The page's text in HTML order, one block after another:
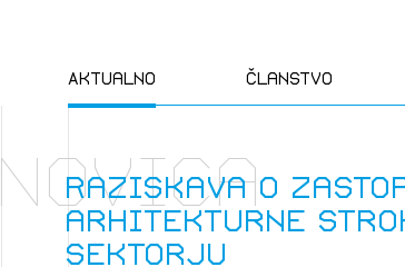
Aktualno Članstvo
Novice
Natečaji
Člani ZAPS
Kandidati za
Raziskava o
arhitekturne
sektorju
Novica